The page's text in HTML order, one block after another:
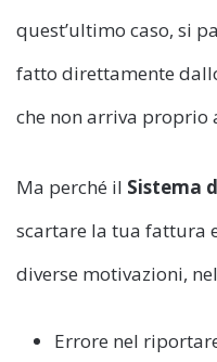
quest’ultimo caso, si
fatto direttamente
che non arriva proprio
Ma perché il Sistema
scartare la tua fattura
diverse motivazioni,
Errore nel